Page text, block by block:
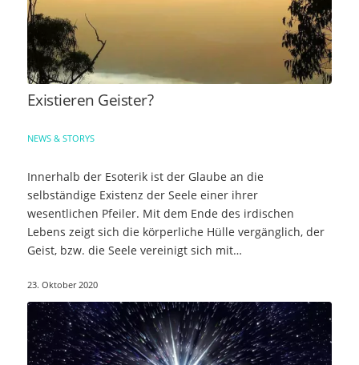
Existieren Geister?
NEWS & STORYS
Innerhalb der Esoterik ist der Glaube an die
selbständige Existenz der Seele einer ihrer
wesentlichen Pfeiler. Mit dem Ende des irdischen
Lebens zeigt sich die körperliche Hülle vergänglich, der
Geist, bzw. die Seele vereinigt sich mit…
23. Oktober 2020